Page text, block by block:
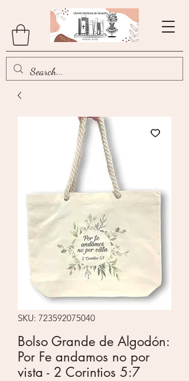
SKU: 723592075040
Bolso Grande de Algodón:
Por Fe andamos no por
vista - 2 Corintios 5:7